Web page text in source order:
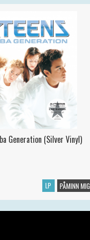
Generation (Silver Vinyl)
LP PÅMINN MIG